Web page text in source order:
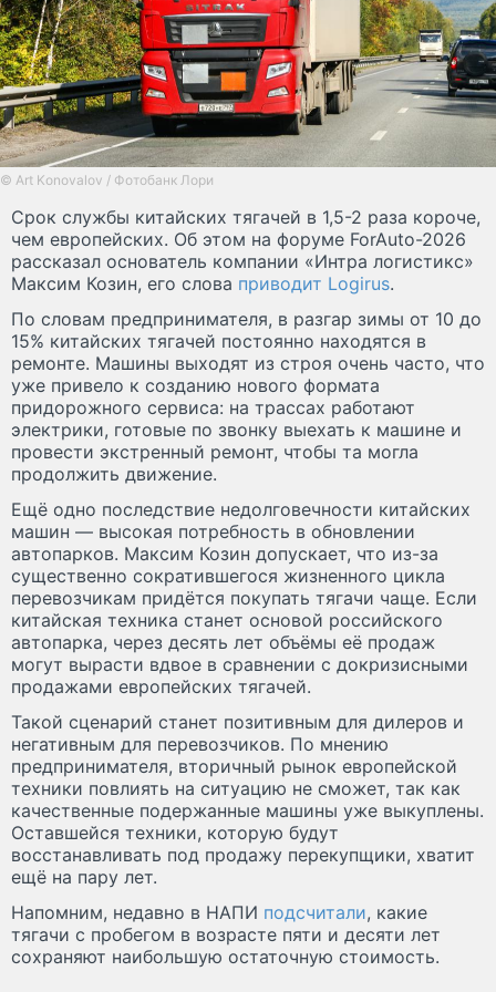
© Art Konovalov / Фотобанк Лори
Срок службы китайских тягачей в 1,5-2 раза короче,
чем европейских. Об этом на форуме ForAuto-2026
рассказал основатель компании «Интра логистикс»
Максим Козин, его слова приводит Logirus.
По словам предпринимателя, в разгар зимы от 10 до
15% китайских тягачей постоянно находятся в
ремонте. Машины выходят из строя очень часто, что
уже привело к созданию нового формата
придорожного сервиса: на трассах работают
электрики, готовые по звонку выехать к машине и
провести экстренный ремонт, чтобы та могла
продолжить движение.
Ещё одно последствие недолговечности китайских
машин — высокая потребность в обновлении
автопарков. Максим Козин допускает, что из-за
существенно сократившегося жизненного цикла
перевозчикам придётся покупать тягачи чаще. Если
китайская техника станет основой российского
автопарка, через десять лет объёмы её продаж
могут вырасти вдвое в сравнении с докризисными
продажами европейских тягачей.
Такой сценарий станет позитивным для дилеров и
негативным для перевозчиков. По мнению
предпринимателя, вторичный рынок европейской
техники повлиять на ситуацию не сможет, так как
качественные подержанные машины уже выкуплены.
Оставшейся техники, которую будут
восстанавливать под продажу перекупщики, хватит
ещё на пару лет.
Напомним, недавно в НАПИ подсчитали, какие
тягачи с пробегом в возрасте пяти и десяти лет
сохраняют наибольшую остаточную стоимость.